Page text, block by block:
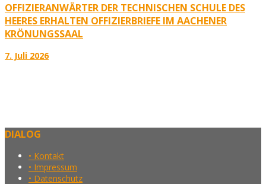
OFFIZIERANWÄRTER DER TECHNISCHEN SCHULE DES
HEERES ERHALTEN OFFIZIERBRIEFE IM AACHENER
KRÖNUNGSSAAL
7. Juli 2026
DIALOG
• Kontakt
• Impressum
• Datenschutz